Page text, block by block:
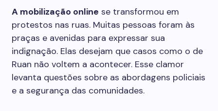
A mobilização online se transformou em
protestos nas ruas. Muitas pessoas foram às
praças e avenidas para expressar sua
indignação. Elas desejam que casos como o de
Ruan não voltem a acontecer. Esse clamor
levanta questões sobre as abordagens policiais
e a segurança das comunidades.